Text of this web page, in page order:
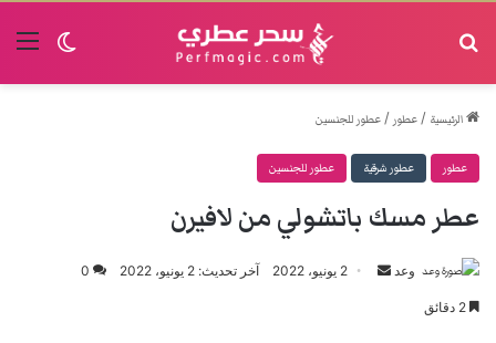
الوضع
الرئيسية /عطور/عطور للجنسين
عطور عطور شرقية عطور للجنسين
عطر مسك باتشولي من لافيرن
وعد
أرسل
2 يونيو، 2022 آخر تحديث: 2 يونيو، 2022 0